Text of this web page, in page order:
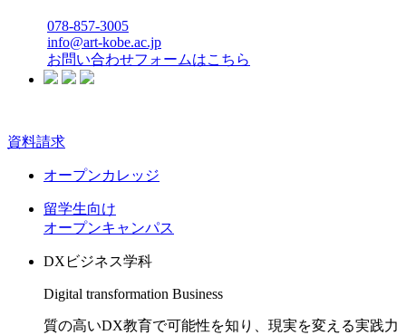
078-857-3005
info@art-kobe.ac.jp
お問い合わせフォームはこちら
資料請求
オープンカレッジ
留学生向け
オープンキャンパス
DXビジネス学科
Digital transformation Business
質の高いDX教育で可能性を知り、現実を変える実践力